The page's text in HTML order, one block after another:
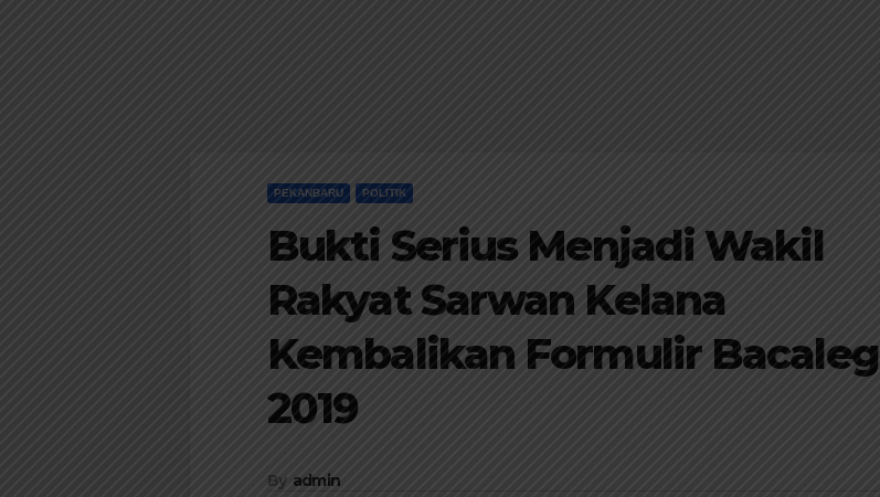
PEKANBARU POLITIK
Bukti Serius Menjadi Wakil
Rakyat Sarwan Kelana
Kembalikan Formulir Bacaleg
2019
By admin